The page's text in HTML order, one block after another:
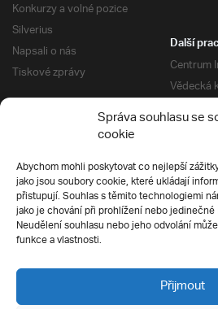
Správa souhlasu se
cookie
Abychom mohli poskytovat co nejlepší
jako jsou soubory cookie, které ukládají
přistupují. Souhlas s těmito technologiemi
jako je chování při prohlížení nebo
Neudělení souhlasu nebo jeho odvolání
funkce a vlastnosti.
Přijmout
Konkurzy a volné pozice
Silverius
Napsali o nás
Tiskové zprávy
Další
Centrum
Vědecká
Správa
Silverius
Pro
Přijímací
E-
Ochrana soukromí